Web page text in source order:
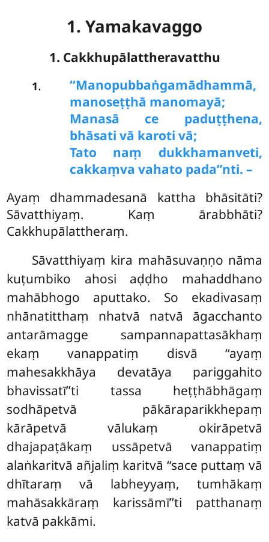
1. Yamakavaggo
1. Cakkhupālattheravatthu
1. ‘‘Manopubbaṅgamādhammā,
manoseṭṭhā manomayā;
Manasā ce paduṭṭhena,
bhāsati vā karoti vā;
Tato naṃ dukkhamanveti,
cakkaṃva vahato pada’’nti. –
Ayaṃ dhammadesanā kattha bhāsitāti?
Sāvatthiyaṃ. Kaṃ ārabbhāti?
Cakkhupālattheraṃ.
Sāvatthiyaṃ kira mahāsuvaṇṇo nāma
kuṭumbiko ahosi aḍḍho mahaddhano
mahābhogo aputtako. So ekadivasaṃ
nhānatitthaṃ nhatvā natvā āgacchanto
antarāmagge sampannapattasākhaṃ
ekaṃ vanappatiṃ disvā ‘‘ayaṃ
mahesakkhāya devatāya pariggahito
bhavissatī’’ti tassa heṭṭhābhāgaṃ
sodhāpetvā pākāraparikkhepaṃ
kārāpetvā vālukaṃ okirāpetvā
dhajapaṭākaṃ ussāpetvā vanappatiṃ
alaṅkaritvā añjaliṃ karitvā ‘‘sace puttaṃ vā
dhītaraṃ vā labheyyaṃ, tumhākaṃ
mahāsakkāraṃ karissāmī’’ti patthanaṃ
katvā pakkāmi.